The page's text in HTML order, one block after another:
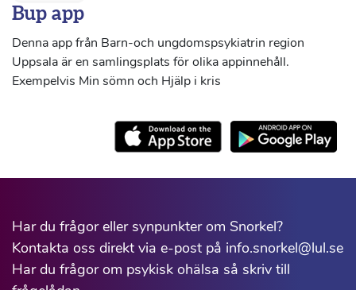
Bup app
Denna app från Barn-och ungdomspsykiatrin region
Uppsala är en samlingsplats för olika appinnehåll.
Exempelvis Min sömn och Hjälp i kris
Har du frågor eller synpunkter om Snorkel?
Kontakta oss direkt via e-post på info.snorkel@lul.se
Har du frågor om psykisk ohälsa så skriv till